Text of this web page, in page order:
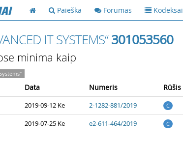
Paieška Forumas Kodeksai
IT SYSTEMS“301053560
minima kaip
Data Numeris Rūšis
2019-09-12 Ke 2-1282-881/2019 C
2019-07-25 Ke e2-611-464/2019 C